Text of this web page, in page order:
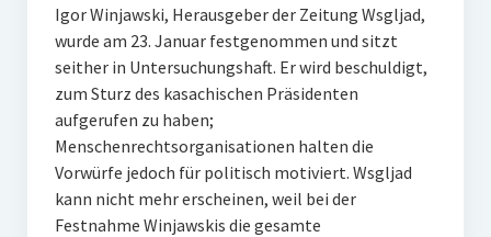
Igor Winjawski, Herausgeber der Zeitung Wsgljad,
wurde am 23. Januar festgenommen und sitzt
seither in Untersuchungshaft. Er wird beschuldigt,
zum Sturz des kasachischen Präsidenten
aufgerufen zu haben;
Menschenrechtsorganisationen halten die
Vorwürfe jedoch für politisch motiviert. Wsgljad
kann nicht mehr erscheinen, weil bei der
Festnahme Winjawskis die gesamte